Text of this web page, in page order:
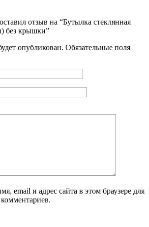
отзыв на “Бутылка стеклянная
без крышки”
опубликован. Обязательные поля
email и адрес сайта в этом браузере для